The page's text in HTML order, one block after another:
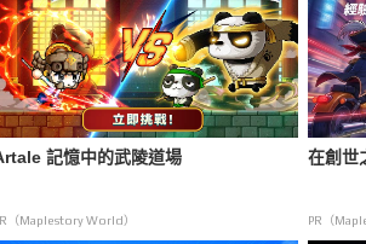
記憶中的武陵道場
（Maplestory World）
在創世
PR（